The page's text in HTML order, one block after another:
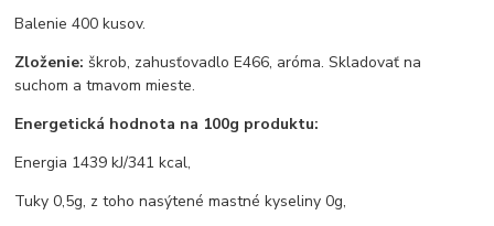
Balenie 400 kusov.
Zloženie: škrob, zahusťovadlo E466, aróma. Skladovať na
suchom a tmavom mieste.
Energetická hodnota na 100g produktu:
Energia 1439 kJ/341 kcal,
Tuky 0,5g, z toho nasýtené mastné kyseliny 0g,